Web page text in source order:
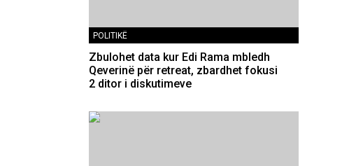
POLITIKË
Zbulohet data kur Edi Rama mbledh
Qeverinë për retreat, zbardhet fokusi
2 ditor i diskutimeve